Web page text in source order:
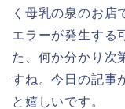
く母乳の泉のお店
エラーが発生する
た、何か分かり次
すね。今日の記事
と嬉しいです。